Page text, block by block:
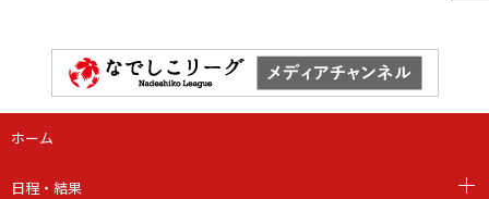
ホーム
日程・結果